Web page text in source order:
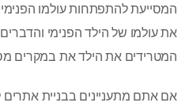
המסייעת להתפתחות עולמו הפנימי
את עולמו של הילד הפנימי והדברים
המטרידים את הילד את במקרים
אם אתם מתעניינים בבניית